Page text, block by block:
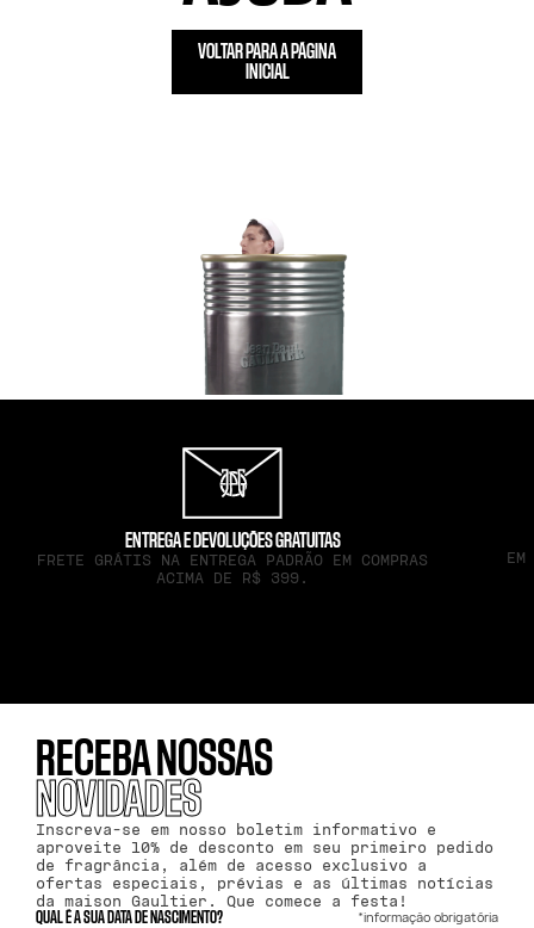
VOLTAR PARA A PÁGINA
INICIAL
ENTREGA E DEVOLUÇÕES GRATUITAS
FRETE GRÁTIS NA ENTREGA PADRÃO EM COMPRAS
ACIMA DE R$ 399.
RECEBA NOSSAS
NOVIDADES
Inscreva-se em nosso boletim informativo e
aproveite 10% de desconto em seu primeiro pedido
de fragrância, além de acesso exclusivo a
ofertas especiais, prévias e as últimas notícias
da maison Gaultier. Que comece a festa!
QUAL É A SUA DATA DE NASCIMENTO? *informação obrigatória